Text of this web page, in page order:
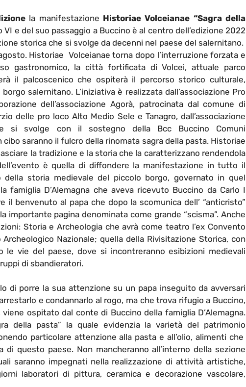
la manifestazione Historiae Volceianae “Sagra della
e del suo passaggio a Buccino è al centro dell’edizione 2022
storica che si svolge da decenni nel paese del salernitano.
Historiae Volceianae torna dopo l’interruzione forzata e
gastronomico, la città fortificata di Volcei, attuale parco
il palcoscenico che ospiterà il percorso storico culturale,
salernitano. L’iniziativa è realizzata dall’associazione Pro
dell’associazione Agorà, patrocinata dal comune di
delle pro loco Alto Medio Sele e Tanagro, dall’associazione
e si svolge con il sostegno della Bcc Buccino Comuni
saranno il fulcro della rinomata sagra della pasta. Historiae
la tradizione e la storia che la caratterizzano rendendola
è quella di diffondere la manifestazione in tutto il
storia medievale del piccolo borgo, governato in quel
famiglia D’Alemagna che aveva ricevuto Buccino da Carlo I
il benvenuto al papa che dopo la scomunica dell’ “anticristo”
importante pagina denominata come grande “scisma”. Anche
Storia e Archeologia che avrà come teatro l’ex Convento
Nazionale; quella della Rivisitazione Storica, con
vie del paese, dove si incontreranno esibizioni medievali
di sbandieratori.
di porre la sua attenzione su un papa inseguito da avversari
e condannarlo al rogo, ma che trova rifugio a Buccino,
ospitato dal conte di Buccino della famiglia D’Alemagna.
della pasta” la quale evidenzia la varietà del patrimonio
particolare attenzione alla pasta e all’olio, alimenti che
di questo paese. Non mancheranno all’interno della sezione
saranno impegnati nella realizzazione di attività artistiche,
laboratori di pittura, ceramica e decorazione vascolare,